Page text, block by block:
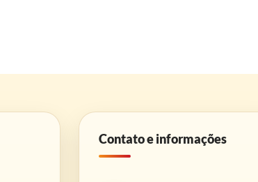
Contato e informações